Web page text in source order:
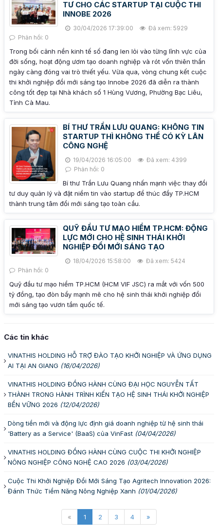
TƯ CHO CÁC STARTUP TẠI CUỘC THI
INNOBE 2026
30/04/2026 17:39:00
Đã xem: 5929
Phản hồi: 0
Trong bối cảnh nền kinh tế số đang len lỏi vào từng lĩnh vực của
đời sống, hoạt động ươm tạo doanh nghiệp và rót vốn thiên thần
ngày càng đóng vai trò thiết yếu. Vừa qua, vòng chung kết cuộc
thi khởi nghiệp đổi mới sáng tạo Innobe 2026 đã diễn ra thành
công tốt đẹp tại Nhà khách số 1 Hùng Vương, Phường Bạc Liêu,
Tỉnh Cà Mau.
BÍ THƯ TRẦN LƯU QUANG: KHÔNG TIN
STARTUP THÌ KHÔNG THỂ CÓ KỲ LÂN
CÔNG NGHỆ
19/04/2026 16:05:00
Đã xem: 4399
Phản hồi: 0
Bí thư Trần Lưu Quang nhấn mạnh việc thay đổi
tư duy quản lý và đặt niềm tin vào startup để thúc đẩy TP.HCM
thành trung tâm đổi mới sáng tạo toàn cầu.
QUỸ ĐẦU TƯ MẠO HIỂM TP.HCM: ĐỘNG
LỰC MỚI CHO HỆ SINH THÁI KHỞI
NGHIỆP ĐỔI MỚI SÁNG TẠO
18/04/2026 15:58:00
Đã xem: 5424
Phản hồi: 0
Quỹ đầu tư mạo hiểm TP.HCM (HCM VIF JSC) ra mắt với vốn 500
tỷ đồng, tạo đòn bẩy mạnh mẽ cho hệ sinh thái khởi nghiệp đổi
mới sáng tạo vươn tầm quốc tế.
Các tin khác
VINATHIS HOLDING HỖ TRỢ ĐÀO TẠO KHỞI NGHIỆP VÀ ỨNG DỤNG
AI TẠI AN GIANG (16/04/2026)
VINATHIS HOLDING ĐỒNG HÀNH CÙNG ĐẠI HỌC NGUYỄN TẤT
THÀNH TRONG HÀNH TRÌNH KIẾN TẠO HỆ SINH THÁI KHỞI NGHIỆP
BỀN VỮNG 2026 (12/04/2026)
Dòng tiền mới và động lực định giá doanh nghiệp từ hệ sinh thái
'Battery as a Service' (BaaS) của VinFast (04/04/2026)
VINATHIS HOLDING ĐỒNG HÀNH CÙNG CUỘC THI KHỞI NGHIỆP
NÔNG NGHIỆP CÔNG NGHỆ CAO 2026 (03/04/2026)
Cuộc Thi Khởi Nghiệp Đổi Mới Sáng Tạo Agritech Innovation 2026:
Đánh Thức Tiềm Năng Nông Nghiệp Xanh (01/04/2026)
« 1 2 3 4 »